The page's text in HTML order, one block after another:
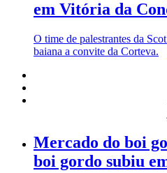
em Vitória da
O time de palestrantes da
baiana a convite da Corteva.
Mercado do boi
boi gordo subiu